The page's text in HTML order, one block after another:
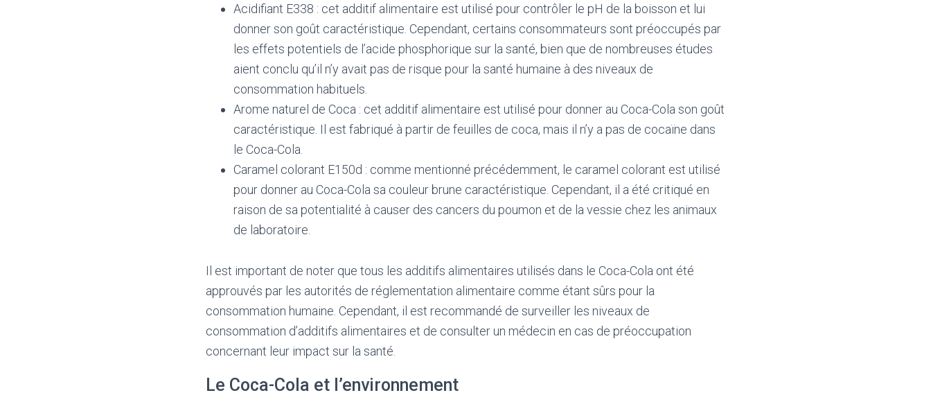
Acidifiant E338 : cet additif alimentaire est utilisé pour contrôler le pH de la boisson et lui
donner son goût caractéristique. Cependant, certains consommateurs sont préoccupés par
les effets potentiels de l’acide phosphorique sur la santé, bien que de nombreuses études
aient conclu qu’il n’y avait pas de risque pour la santé humaine à des niveaux de
consommation habituels.
Arome naturel de Coca : cet additif alimentaire est utilisé pour donner au Coca-Cola son goût
caractéristique. Il est fabriqué à partir de feuilles de coca, mais il n’y a pas de cocaïne dans
le Coca-Cola.
Caramel colorant E150d : comme mentionné précédemment, le caramel colorant est utilisé
pour donner au Coca-Cola sa couleur brune caractéristique. Cependant, il a été critiqué en
raison de sa potentialité à causer des cancers du poumon et de la vessie chez les animaux
de laboratoire.
Il est important de noter que tous les additifs alimentaires utilisés dans le Coca-Cola ont été
approuvés par les autorités de réglementation alimentaire comme étant sûrs pour la
consommation humaine. Cependant, il est recommandé de surveiller les niveaux de
consommation d’additifs alimentaires et de consulter un médecin en cas de préoccupation
concernant leur impact sur la santé.
Le Coca-Cola et l’environnement